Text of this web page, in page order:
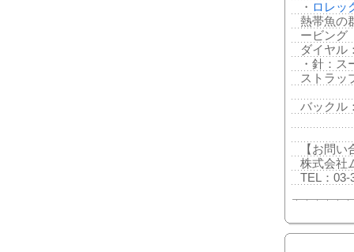
・ ロレッ
熱帯魚の
ービング
ダイヤル
・針：
ストラッ
バックル
【お問い
株式会社
TEL：03-